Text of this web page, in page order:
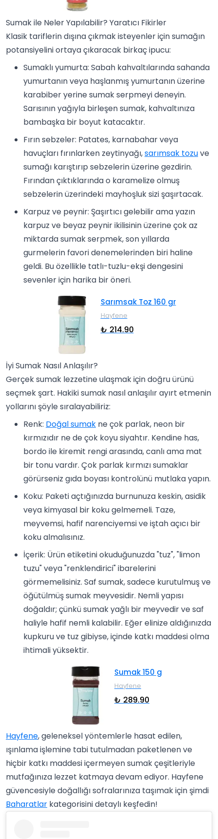
Sumak ile Neler Yapılabilir? Yaratıcı Fikirler
Klasik tariflerin dışına çıkmak isteyenler için sumağın
potansiyelini ortaya çıkaracak birkaç ipucu:
Sumaklı yumurta: Sabah kahvaltılarında sahanda
yumurtanın veya haşlanmış yumurtanın üzerine
karabiber yerine sumak serpmeyi deneyin.
Sarısının yağıyla birleşen sumak, kahvaltınıza
bambaşka bir boyut katacaktır.
Fırın sebzeler: Patates, karnabahar veya
havuçları fırınlarken zeytinyağı,sarımsak tozuve
sumağı karıştırıp sebzelerin üzerine gezdirin.
Fırından çıktıklarında o karamelize olmuş
sebzelerin üzerindeki mayhoşluk sizi şaşırtacak.
Karpuz ve peynir: Şaşırtıcı gelebilir ama yazın
karpuz ve beyaz peynir ikilisinin üzerine çok az
miktarda sumak serpmek, son yıllarda
gurmelerin favori denemelerinden biri haline
geldi. Bu özellikle tatlı-tuzlu-ekşi dengesini
sevenler için harika bir öneri.
Sarımsak Toz 160 gr
Hayfene
₺ 214.90
İyi Sumak Nasıl Anlaşılır?
Gerçek sumak lezzetine ulaşmak için doğru ürünü
seçmek şart. Hakiki sumak nasıl anlaşılır ayırt etmenin
yollarını şöyle sıralayabiliriz:
Renk: Doğal sumak ne çok parlak, neon bir
kırmızıdır ne de çok koyu siyahtır. Kendine has,
bordo ile kiremit rengi arasında, canlı ama mat
bir tonu vardır. Çok parlak kırmızı sumaklar
görürseniz gıda boyası kontrolünü mutlaka yapın.
Koku: Paketi açtığınızda burnunuza keskin, asidik
veya kimyasal bir koku gelmemeli. Taze,
meyvemsi, hafif narenciyemsi ve iştah açıcı bir
koku almalısınız.
İçerik: Ürün etiketini okuduğunuzda "tuz", "limon
tuzu" veya "renklendirici" ibarelerini
görmemelisiniz. Saf sumak, sadece kurutulmuş ve
öğütülmüş sumak meyvesidir. Nemli yapısı
doğaldır; çünkü sumak yağlı bir meyvedir ve saf
haliyle hafif nemli kalabilir. Eğer elinize aldığınızda
kupkuru ve tuz gibiyse, içinde katkı maddesi olma
ihtimali yüksektir.
Sumak 150 g
Hayfene
₺ 289.90
Hayfene, geleneksel yöntemlerle hasat edilen,
ışınlama işlemine tabi tutulmadan paketlenen ve
hiçbir katkı maddesi içermeyen sumak çeşitleriyle
mutfağınıza lezzet katmaya devam ediyor. Hayfene
güvencesiyle doğallığı sofralarınıza taşımak için şimdi
Baharatlar kategorisini detaylı keşfedin!